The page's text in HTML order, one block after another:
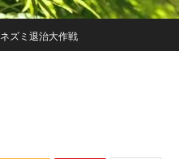
ネズミ退治大作戦